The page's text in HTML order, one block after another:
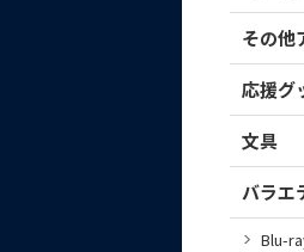
その他
応援グ
文具
バラエ
Blu-